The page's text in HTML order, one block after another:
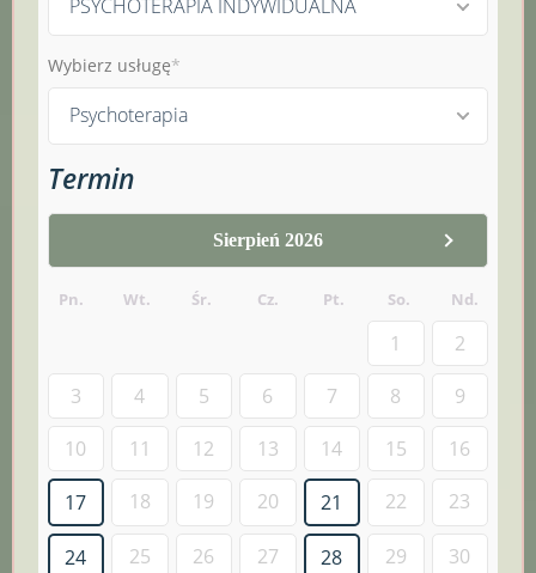
PSYCHOTERAPIA INDYWIDUALNA
Wybierz usługę
Psychoterapia
Termin
Sierpień 2026
Pn. Wt. Śr. Cz. Pt. So. Nd.
1
2
3
4 5 6 7 8
9
10
11 12 13 14 15 16
17 18 19 20 21 22 23
24 25 26 27 28 29 30